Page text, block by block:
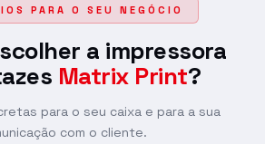
PARA O SEU NEGÓCIO
a impressora
Matrix Print?
para o seu caixa e para a sua
com o cliente.